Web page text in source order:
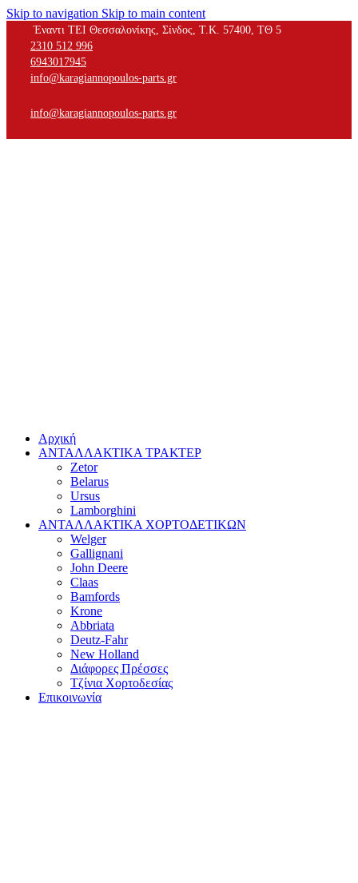
Skip to navigation Skip to main content
Έναντι ΤΕΙ Θεσσαλονίκης, Σίνδος, Τ.Κ. 57400, ΤΘ 5
2310 512 996
6943017945
info@karagiannopoulos-parts.gr
info@karagiannopoulos-parts.gr
Αρχική
ΑΝΤΑΛΛΑΚΤΙΚΑ ΤΡΑΚΤΕΡ
Zetor
Belarus
Ursus
Lamborghini
ΑΝΤΑΛΛΑΚΤΙΚΑ ΧΟΡΤΟΔΕΤΙΚΩΝ
Welger
Gallignani
John Deere
Claas
Bamfords
Krone
Abbriata
Deutz-Fahr
New Holland
Διάφορες Πρέσσες
Τζίνια Χορτοδεσίας
Επικοινωνία